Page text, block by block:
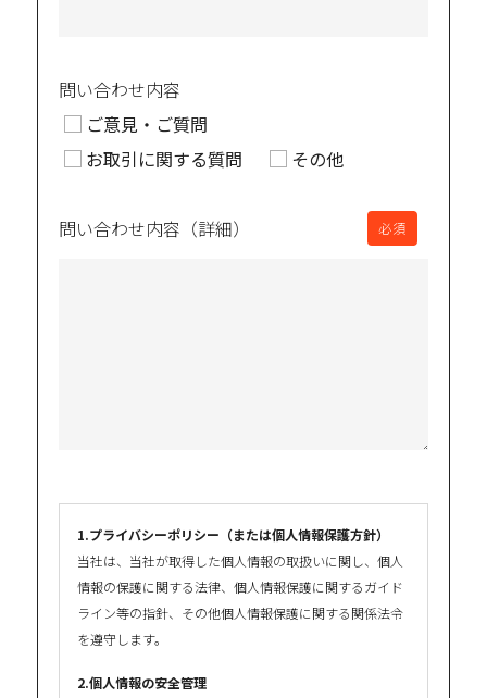
問い合わせ内容
ご意見・ご質問
お取引に関する質問
その他
問い合わせ内容 （詳細） 必須
1.プライバシーポリシー（または個人情報保護方針）
当社は、当社が取得した個人情報の取扱いに関し、個人
情報の保護に関する法律、個人情報保護に関するガイド
ライン等の指針、その他個人情報保護に関する関係法令
を遵守します。
2.個人情報の安全管理